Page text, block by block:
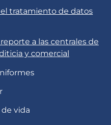
tratamiento de datos
a las centrales de
y comercial
vida